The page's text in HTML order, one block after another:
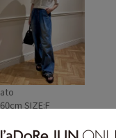
SIZE:F